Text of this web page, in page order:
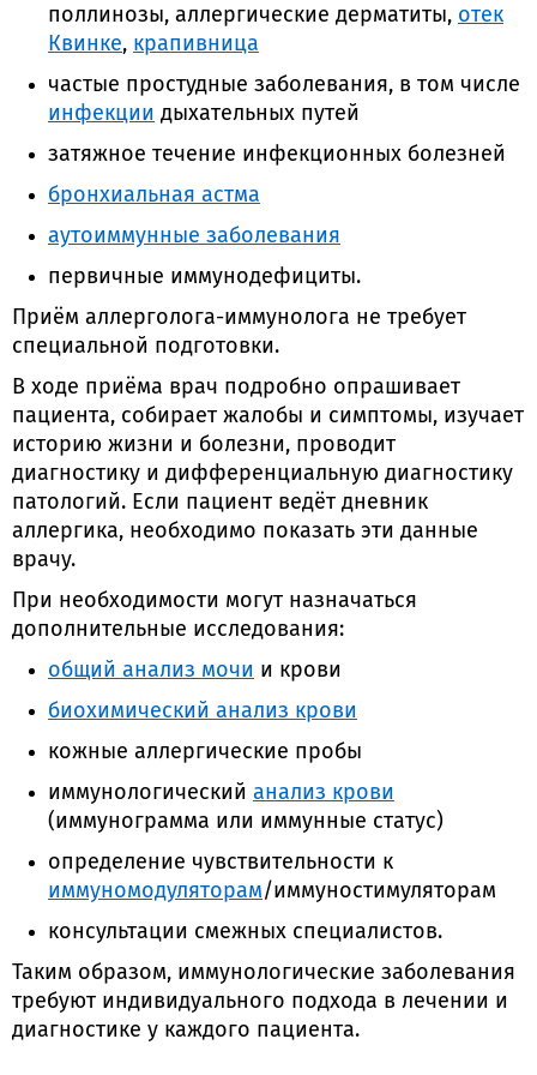
поллинозы, аллергические дерматиты, отек
Квинке, крапивница
частые простудные заболевания, в том числе
инфекции дыхательных путей
затяжное течение инфекционных болезней
бронхиальная астма
аутоиммунные заболевания
первичные иммунодефициты.
Приём аллерголога-иммунолога не требует
специальной подготовки.
В ходе приёма врач подробно опрашивает
пациента, собирает жалобы и симптомы, изучает
историю жизни и болезни, проводит
диагностику и дифференциальную диагностику
патологий. Если пациент ведёт дневник
аллергика, необходимо показать эти данные
врачу.
При необходимости могут назначаться
дополнительные исследования:
общий анализ мочи и крови
биохимический анализ крови
кожные аллергические пробы
иммунологический анализ крови
(иммунограмма или иммунные статус)
определение чувствительности к
иммуномодуляторам/иммуностимуляторам
консультации смежных специалистов.
Таким образом, иммунологические заболевания
требуют индивидуального подхода в лечении и
диагностике у каждого пациента.